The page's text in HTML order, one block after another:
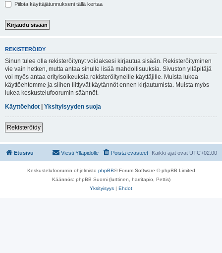
Piilota käyttäjätunnukseni tällä kertaa
REKISTERÖIDY
Sinun tulee olla rekisteröitynyt voidaksesi kirjautua sisään. Rekisteröityminen
vie vain hetken, mutta antaa sinulle lisää mahdollisuuksia. Sivuston ylläpitäjä
voi myös antaa erityisoikeuksia rekisteröityneille käyttäjille. Muista lukea
käyttöehtomme ja siihen liittyvät käytännöt ennen kirjautumista. Muista myös
lukea keskustelufoorumin säännöt.
Käyttöehdot | Yksityisyyden suoja
Rekisteröidy
Etusivu Kaikki ajat ovat UTC+02:00
Poista evästeet
Viesti Ylläpidolle
Keskustelufoorumin ohjelmisto phpBB® Forum Software © phpBB Limited
Käännös: phpBB Suomi (lurttinen, harritapio, Pettis)
Yksityisyys | Ehdot